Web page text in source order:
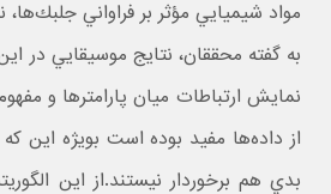
مواد شيميايي مؤثر بر فراواني
به گفته محققان، نتايج موسيقايي در
نمايش ارتباطات ميان پارامترها و
از داده‌ها مفيد بوده است بويژه اين
بدي هم برخوردار نيستند.از اين